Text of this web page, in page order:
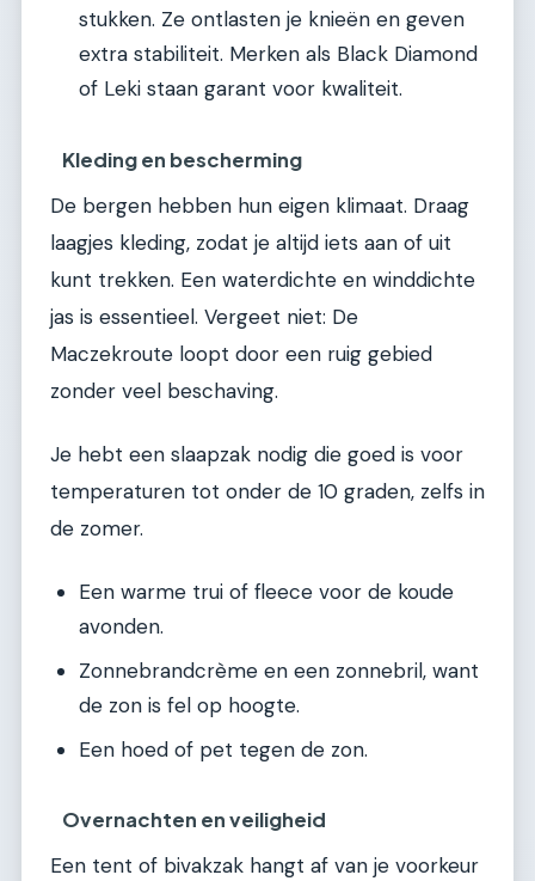
stukken. Ze ontlasten je knieën en geven
extra stabiliteit. Merken als Black Diamond
of Leki staan garant voor kwaliteit.
Kleding en bescherming
De bergen hebben hun eigen klimaat. Draag
laagjes kleding, zodat je altijd iets aan of uit
kunt trekken. Een waterdichte en winddichte
jas is essentieel. Vergeet niet: De
Maczekroute loopt door een ruig gebied
zonder veel beschaving.
Je hebt een slaapzak nodig die goed is voor
temperaturen tot onder de 10 graden, zelfs in
de zomer.
Een warme trui of fleece voor de koude
avonden.
Zonnebrandcrème en een zonnebril, want
de zon is fel op hoogte.
Een hoed of pet tegen de zon.
Overnachten en veiligheid
Een tent of bivakzak hangt af van je voorkeur